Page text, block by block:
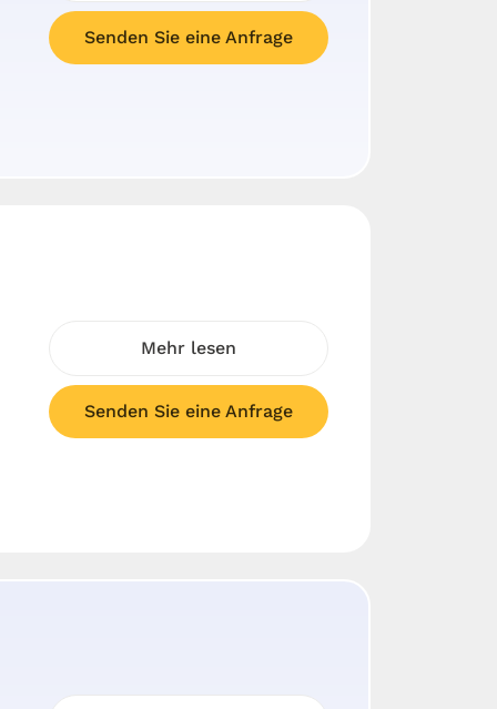
Senden Sie eine Anfrage
Mehr lesen
Senden Sie eine Anfrage